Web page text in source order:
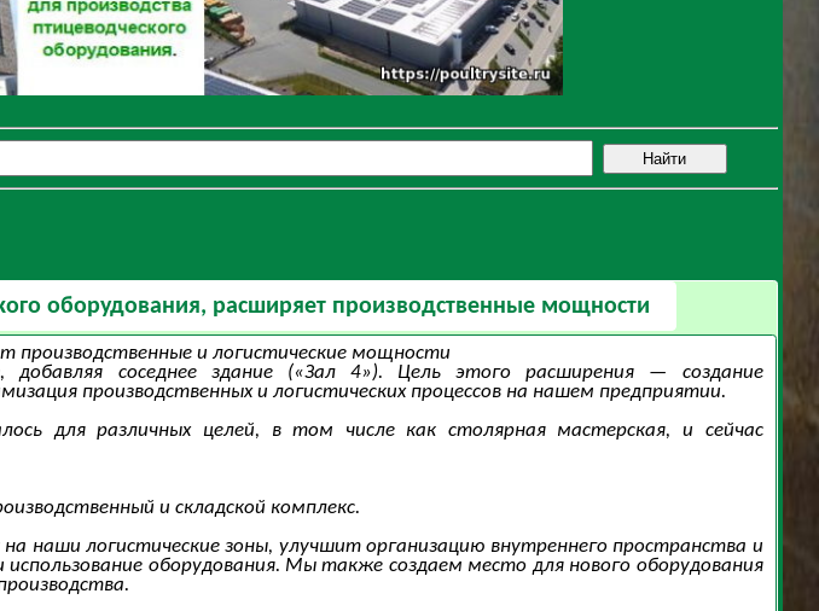
оборудования, расширяет производственные мощности
производственные и логистические мощности
соседнее здание («Зал 4»). Цель этого расширения — создание
производственных и логистических процессов на нашем предприятии.
для различных целей, в том числе как столярная мастерская, и сейчас
и складской комплекс.
наши логистические зоны, улучшит организацию внутреннего пространства и
оборудования. Мы также создаем место для нового оборудования